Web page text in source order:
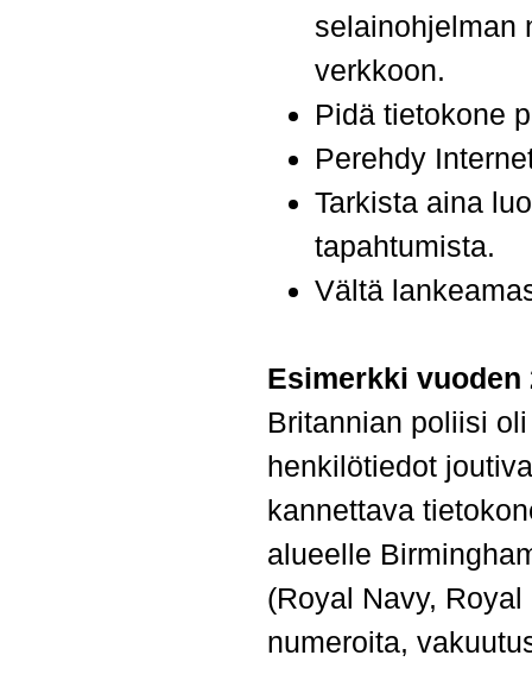
selainohjelman
verkkoon.
Pidä tietokone
Perehdy
Tarkista aina
tapahtumista.
Vältä
Esimerkki vuoden
Britannian poliisi
henkilötiedot
kannettava
alueelle
(Royal Navy,
numeroita,